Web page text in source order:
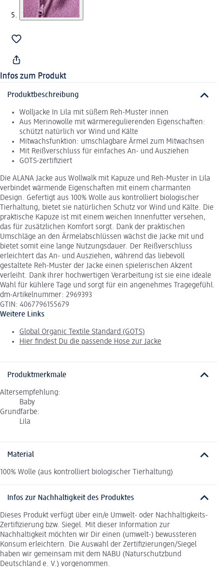
Infos zum Produkt
Produktbeschreibung
Wolljacke In Lila mit süßem Reh-Muster innen
Aus Merinowolle mit wärmeregulierenden Eigenschaften:
schützt natürlich vor Wind und Kälte
Mitwachsfunktion: umschlagbare Ärmel zum Mitwachsen
Mit Reißverschluss für einfaches An- und Ausziehen
GOTS-zertifiziert
Die ALANA Jacke aus Wollwalk mit Kapuze und Reh-Muster in Lila
verbindet wärmende Eigenschaften mit einem charmanten
Design. Gefertigt aus 100% Wolle aus kontrolliert biologischer
Tierhaltung, bietet sie natürlichen Schutz vor Wind und Kälte. Die
praktische Kapuze ist mit einem weichen Innenfutter versehen,
das für zusätzlichen Komfort sorgt. Dank der praktischen
Umschläge an den Ärmelabschlüssen wächst die Jacke mit und
bietet somit eine lange Nutzungsdauer. Der Reißverschluss
erleichtert das An- und Ausziehen, während das liebevoll
gestaltete Reh-Muster der Jacke einen spielerischen Akzent
verleiht. Dank ihrer hochwertigen Verarbeitung ist sie eine ideale
Wahl für kühlere Tage und sorgt für ein angenehmes Tragegefühl.
dm-Artikelnummer: 2969393
GTIN: 4067796155679
Weitere Links
Global Organic Textile Standard (GOTS)
Hier findest Du die passende Hose zur Jacke
Produktmerkmale
Altersempfehlung:
Baby
Grundfarbe:
Lila
Material
100% Wolle (aus kontrolliert biologischer Tierhaltung)
Infos zur Nachhaltigkeit des Produktes
Dieses Produkt verfügt über ein/e Umwelt- oder Nachhaltigkeits-
Zertifizierung bzw. Siegel. Mit dieser Information zur
Nachhaltigkeit möchten wir Dir einen (umwelt-) bewussteren
Konsum erleichtern. Die Auswahl der Zertifizierungen/Siegel
haben wir gemeinsam mit dem NABU (Naturschutzbund
Deutschland e. V.) vorgenommen.